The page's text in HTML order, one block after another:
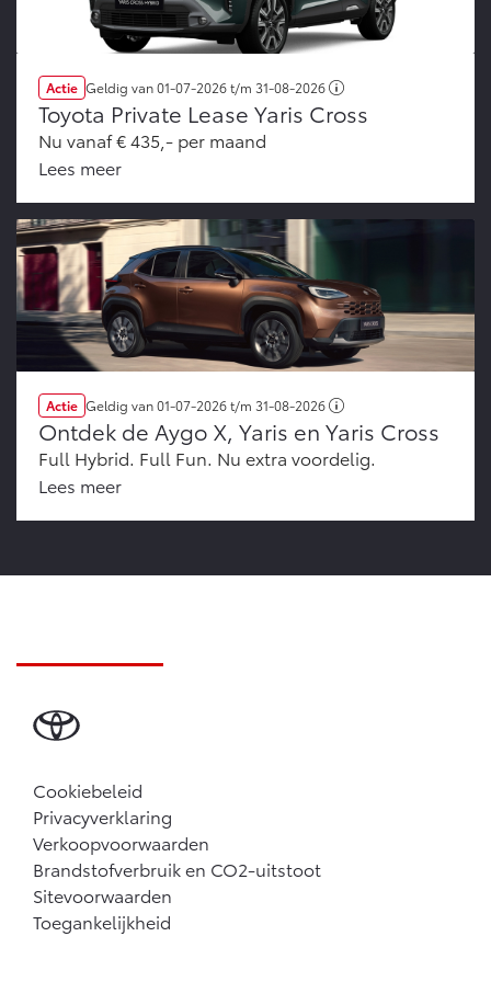
Actie Geldig van01-07-2026t/m 31-08-2026
Toyota Private Lease Yaris Cross
Nu vanaf € 435,- per maand
Lees meer
Actie Geldig van01-07-2026t/m 31-08-2026
Ontdek de Aygo X, Yaris en Yaris Cross
Full Hybrid. Full Fun. Nu extra voordelig.
Lees meer
Cookiebeleid
Privacyverklaring
Verkoopvoorwaarden
Brandstofverbruik en CO2-uitstoot
Sitevoorwaarden
Toegankelijkheid